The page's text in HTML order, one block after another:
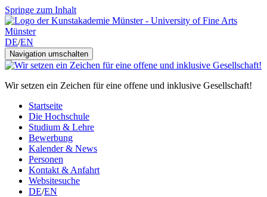
Springe zum Inhalt
DE/EN
Navigation umschalten
Wir setzen ein Zeichen für eine offene und inklusive Gesellschaft!
Startseite
Die Hochschule
Studium & Lehre
Bewerbung
Kalender & News
Personen
Kontakt & Anfahrt
Websitesuche
DE/EN